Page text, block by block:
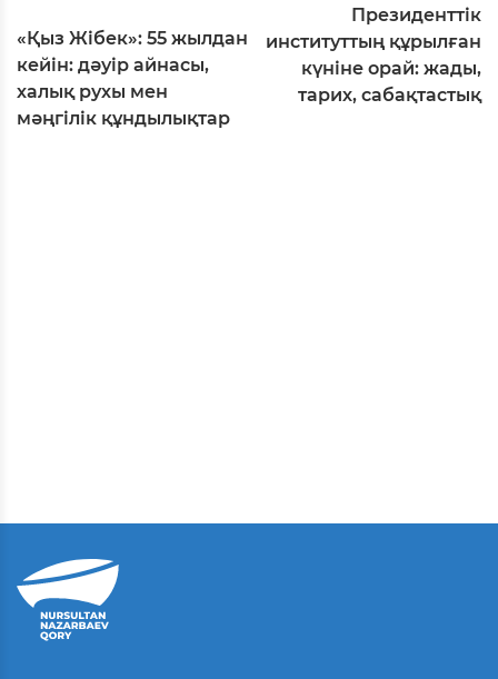
«Қыз Жібек»: 55 жылдан
кейін: дәуір айнасы,
халық рухы мен
мәңгілік құндылықтар
Президенттік
институттың құрылған
күніне орай: жады,
тарих, сабақтастық